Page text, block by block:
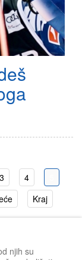
3 4
Kraj
njih su